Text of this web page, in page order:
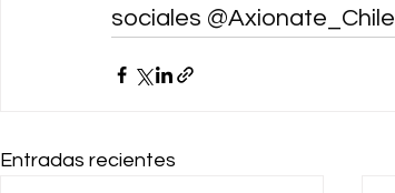
sociales @Axionate_Chile
Entradas recientes